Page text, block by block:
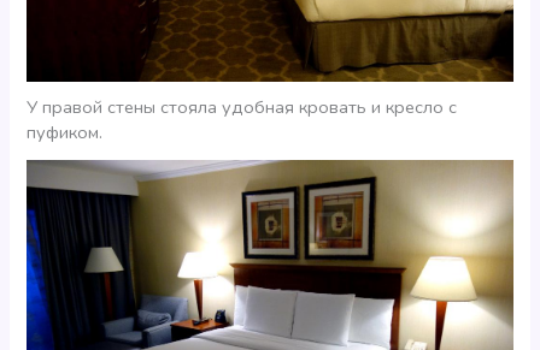
У правой стены стояла удобная кровать и кресло с
пуфиком.